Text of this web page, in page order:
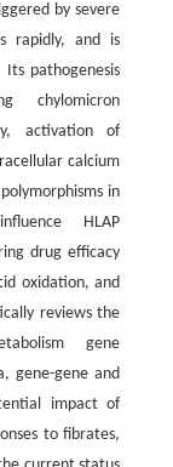
by severe
rapidly, and is
pathogenesis
chylomicron
activation of
calcium
in
HLAP
drug efficacy
oxidation, and
reviews the
gene
gene-gene and
impact of
to fibrates,